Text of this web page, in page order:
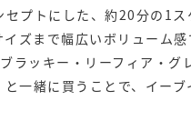
プトにした、約20分の1
ズまで幅広いボリューム
ラッキー・リーフィア・グ
一緒に買うことで、イー